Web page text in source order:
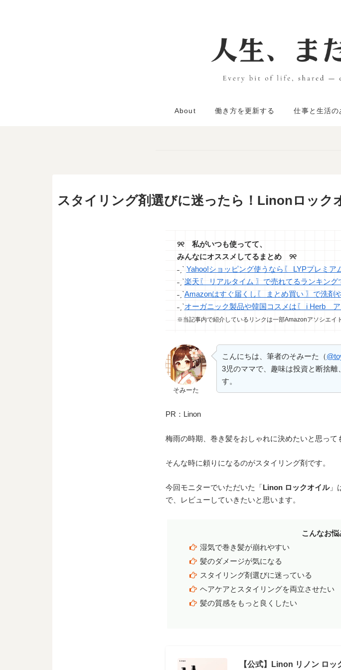
About 働き方を更新する 仕事と生活の
スタイリング剤選びに迷ったら！Linonロック
୨୧ 私がいつも使ってて、
みんなにオススメしてるまとめ ୨୧
˗ˏˋ Yahoo!ショッピング使うなら〖 LYPプレミア
˗ˏˋ楽天〖 リアルタイム 〗で売れてるランキン
˗ˏˋAmazonはすぐ届くし〖 まとめ買い 〗で洗剤
˗ˏˋオーガニック製品や韓国コスメは〖 i Herb
※当記事内で紹介しているリンクは一部Amazonアソシエイ
そみーた
こんにちは、筆者のそみーた（
3児のママで、趣味は投資と断捨
す。
PR：Linon
梅雨の時期、巻き髪をおしゃれに決めたいと思って
そんな時に頼りになるのがスタイリング剤です。
今回モニターでいただいた「Linon ロックオイル」
で、レビューしていきたいと思います。
こんなお悩
湿気で巻き髪が崩れやすい
髪のダメージが気になる
スタイリング剤選びに迷っている
ヘアケアとスタイリングを両立させたい
髪の質感をもっと良くしたい
【公式】Linon リノン ロ